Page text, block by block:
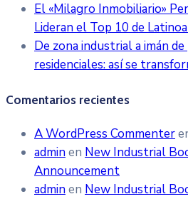
El «Milagro Inmobiliario»
Lideran el Top 10 de
De zona industrial a imán
residenciales: así se
Comentarios recientes
A WordPress Commenter
adminen New Industrial
Announcement
adminen New Industrial